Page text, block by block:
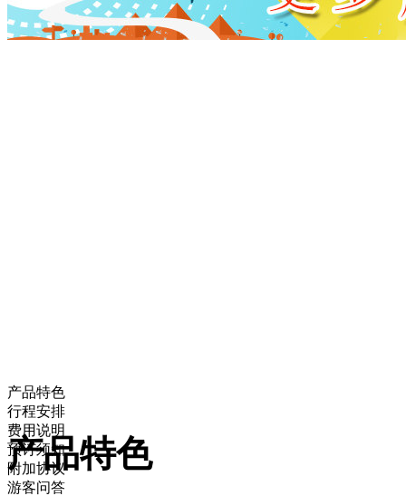
产品特色
行程安排
费用说明
预订须知
附加协议
游客问答
产品特色